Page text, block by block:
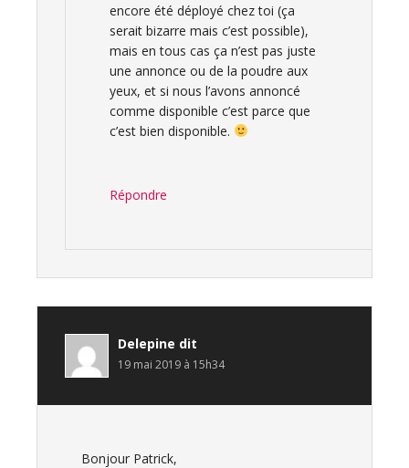
encore été déployé chez toi (ça
serait bizarre mais c’est possible),
mais en tous cas ça n’est pas juste
une annonce ou de la poudre aux
yeux, et si nous l’avons annoncé
comme disponible c’est parce que
c’est bien disponible.
Répondre
Delepine dit
19 mai 2019 à 15h34
Bonjour Patrick,